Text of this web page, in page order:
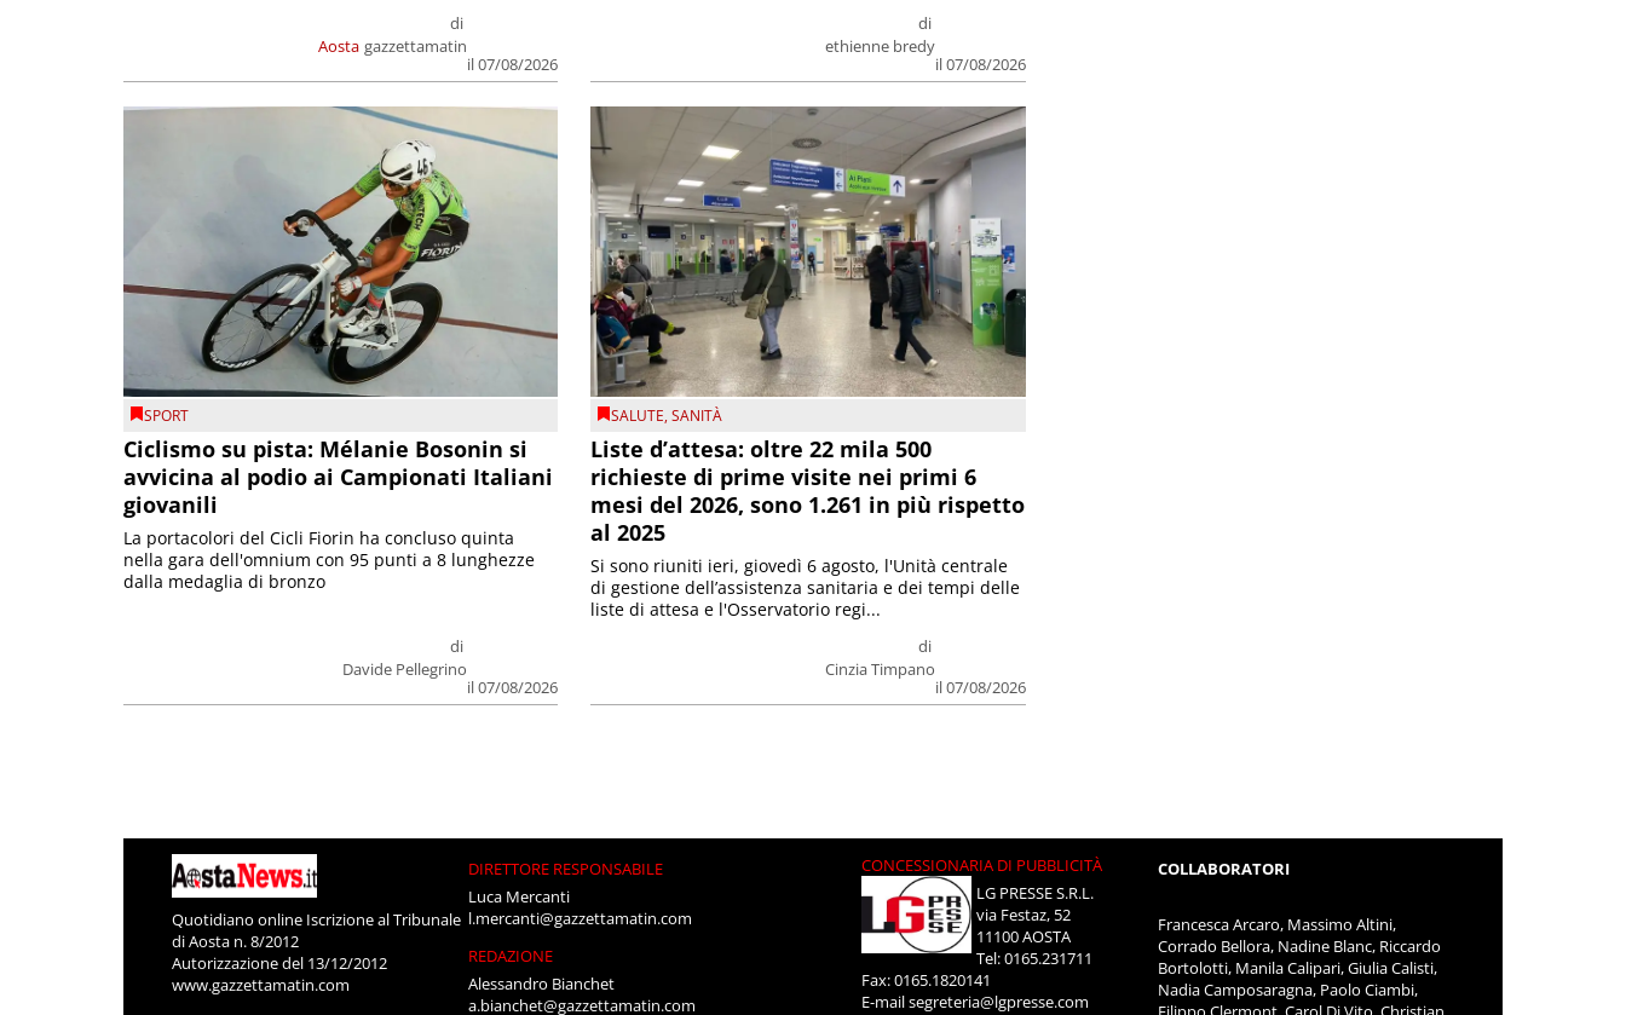
Aosta
di
gazzettamatin
il 07/08/2026
di
ethienne bredy
il 07/08/2026
SPORT
Ciclismo su pista: Mélanie Bosonin si
avvicina al podio ai Campionati Italiani
giovanili
di
Davide Pellegrino
il 07/08/2026
La portacolori del Cicli Fiorin ha concluso quinta
nella gara dell'omnium con 95 punti a 8 lunghezze
dalla medaglia di bronzo
SALUTE,SANITÀ
Liste d’attesa: oltre 22 mila 500
richieste di prime visite nei primi 6
mesi del 2026, sono 1.261 in più rispetto
al 2025
di
Cinzia Timpano
il 07/08/2026
Si sono riuniti ieri, giovedì 6 agosto, l'Unità centrale
di gestione dell’assistenza sanitaria e dei tempi delle
liste di attesa e l'Osservatorio regi...
Quotidiano online Iscrizione al Tribunale
di Aosta n. 8/2012
Autorizzazione del 13/12/2012
www.gazzettamatin.com
DIRETTORE RESPONSABILE
Luca Mercanti
l.mercanti@gazzettamatin.com
REDAZIONE
Alessandro Bianchet
a.bianchet@gazzettamatin.com
CONCESSIONARIA DI PUBBLICITÀ
LG PRESSE S.R.L.
via Festaz, 52
11100 AOSTA
Tel: 0165.231711
Fax: 0165.1820141
E-mailsegreteria@lgpresse.com
COLLABORATORI
Francesca Arcaro, Massimo Altini,
Corrado Bellora, Nadine Blanc, Riccardo
Bortolotti, Manila Calipari, Giulia Calisti,
Nadia Camposaragna, Paolo Ciambi,